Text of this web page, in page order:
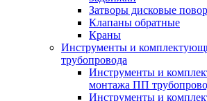
Затворы дисковые
Клапаны обратные
Краны
Инструменты и
трубопровода
Инструменты и
монтажа ПП
Инструменты и